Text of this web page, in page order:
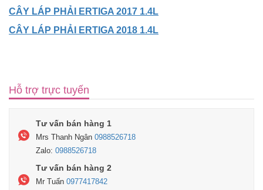
CÂY LÁP PHẢI ERTIGA 2017 1.4L
CÂY LÁP PHẢI ERTIGA 2018 1.4L
Hỗ trợ trực tuyến
Tư vấn bán hàng 1
Mrs Thanh Ngân 0988526718
Zalo: 0988526718
Tư vấn bán hàng 2
Mr Tuấn 0977417842